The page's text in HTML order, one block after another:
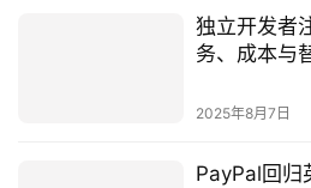
独立开发者
务、成本与
2025年8月7日
PayPal回归